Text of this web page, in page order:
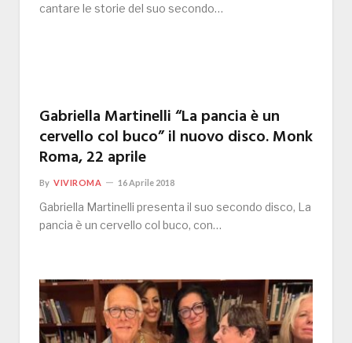
cantare le storie del suo secondo…
Gabriella Martinelli “La pancia è un
cervello col buco” il nuovo disco. Monk
Roma, 22 aprile
By VIVIROMA 16 Aprile 2018
Gabriella Martinelli presenta il suo secondo disco, La
pancia è un cervello col buco, con…